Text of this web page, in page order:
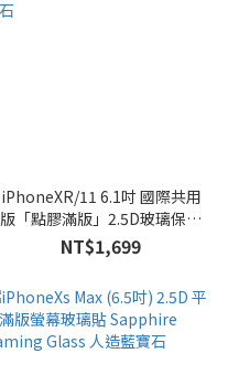
iPhoneXR/11 6.1吋 國際共用
版「點膠滿版」2.5D玻璃保護
貼 Sapphire Gaming Glass 人
造藍寶石
NT$1,699